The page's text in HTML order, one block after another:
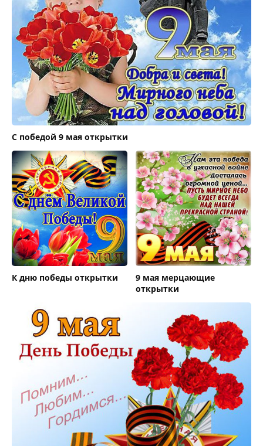
С победой 9 мая открытки
К дню победы открытки
9 мая мерцающие
открытки